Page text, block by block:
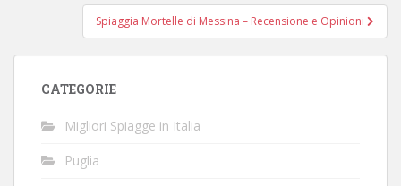
Spiaggia Mortelle di Messina – Recensione e Opinioni
CATEGORIE
Migliori Spiagge in Italia
Puglia